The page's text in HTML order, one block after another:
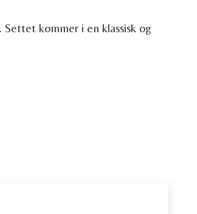
kommer i en klassisk og